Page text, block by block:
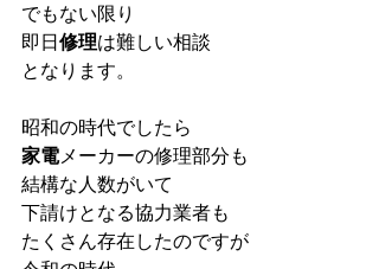
でもない限り
即日 修理は難しい相談
となります。
昭和の時代でしたら
家電メーカーの修理部分も
結構な人数がいて
下請けとなる協力業者も
たくさん存在したのですが